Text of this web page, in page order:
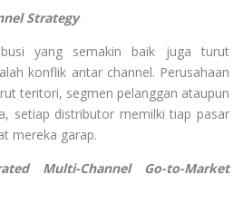
Strategy
yang semakin baik juga turut
konflik antar channel. Perusahaan
teritori, segmen pelanggan ataupun
setiap distributor memilki tiap pasar
mereka garap.
Multi-Channel Go-to-Market